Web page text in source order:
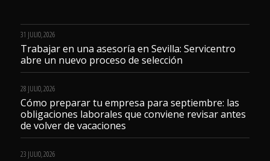
31 JULIO, 2026
Trabajar en una asesoría en Sevilla: Servicentro
abre un nuevo proceso de selección
28 JULIO, 2026
Cómo preparar tu empresa para septiembre: las
obligaciones laborales que conviene revisar antes
de volver de vacaciones
23 JULIO, 2026